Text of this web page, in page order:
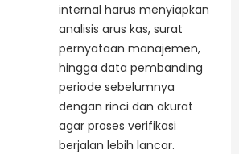
internal harus menyiapkan
analisis arus kas, surat
pernyataan manajemen,
hingga data pembanding
periode sebelumnya
dengan rinci dan akurat
agar proses verifikasi
berjalan lebih lancar.